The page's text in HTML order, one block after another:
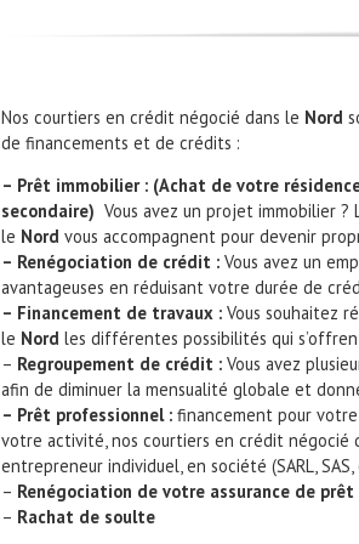
Nos courtiers en crédit négocié dans le Nord
de financements et de crédits :
– Prêt immobilier : (Achat de votre
secondaire) Vous avez un projet immobilier ?
le Nord vous accompagnent pour devenir
– Renégociation de crédit : Vous avez un
avantageuses en réduisant votre durée de
– Financement de travaux : Vous souhaitez
le Nord les différentes possibilités qui
– Regroupement de crédit : Vous avez
afin de diminuer la mensualité globale et
– Prêt professionnel : financement pour
votre activité, nos courtiers en crédit négocié
entrepreneur individuel, en société (SARL,
– Renégociation de votre assurance de prêt
– Rachat de soulte